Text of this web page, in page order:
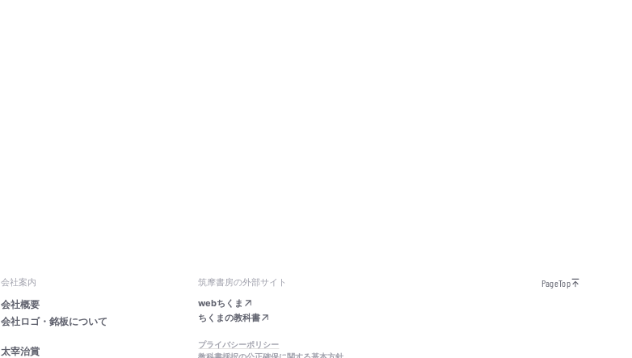
会社案内
会社概要
会社ロゴ・銘板について
太宰治賞
筑摩書房の外部サイト
webちくま
ちくまの教科書
プライバシーポリシー
PageTop